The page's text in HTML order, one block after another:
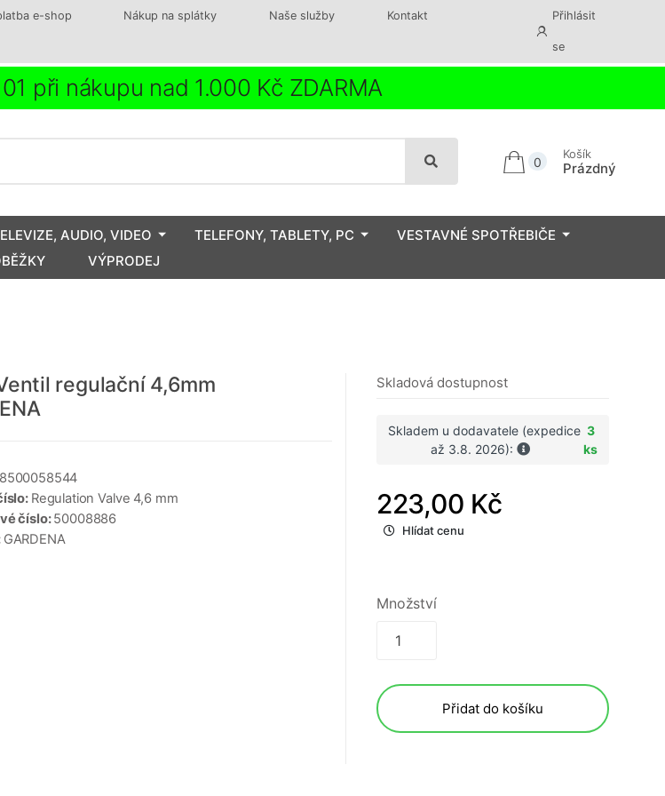
e-shop Nákup na splátky Naše služby Kontakt Přihlásit
se
při nákupu nad 1.000 Kč ZDARMA
0
Košík
Prázdný
AUDIO, VIDEO TELEFONY, TABLETY, PC
VESTAVNÉ SPOTŘEBIČE
VÝPRODEJ
regulační 4,6mm
Regulation Valve 4,6 mm
číslo:50008886
GARDENA
Skladová dostupnost
Skladem u dodavatele (expedice
až 3.8. 2026):
3
ks
223,00 Kč
Hlídat cenu
Množství
Přidat do košíku